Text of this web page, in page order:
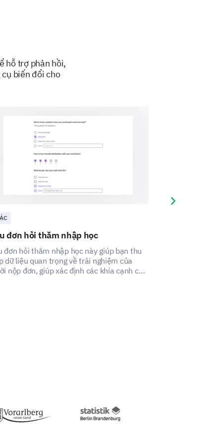
quan trọng đối với kế hoạch
hỗ trợ phản hồi,
biến đổi cho
đơn hỏi thăm nhập học
đơn hỏi thăm nhập học này giúp bạn thu
dữ liệu quan trọng về trải nghiệm của
nộp đơn, giúp xác định các khía cạnh cần
Next slide